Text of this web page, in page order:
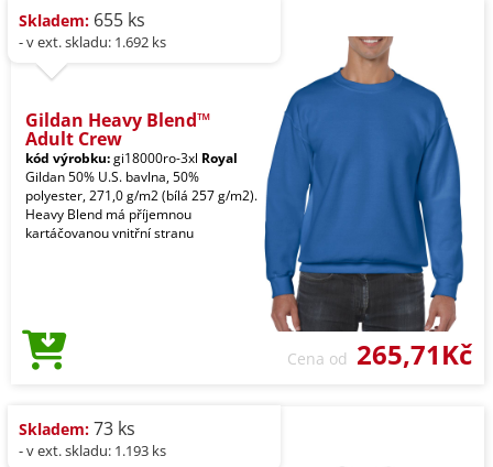
Skladem: 655 ks
- v ext. skladu: 1.692 ks
Gildan Heavy Blend™
Adult Crew
kód výrobku:gi18000ro-3xl Royal
Gildan 50% U.S. bavlna, 50%
polyester, 271,0 g/m2 (bílá 257 g/m2).
Heavy Blend má příjemnou
kartáčovanou vnitřní stranu
Cena od 265,71Kč
Skladem: 73 ks
- v ext. skladu: 1.193 ks